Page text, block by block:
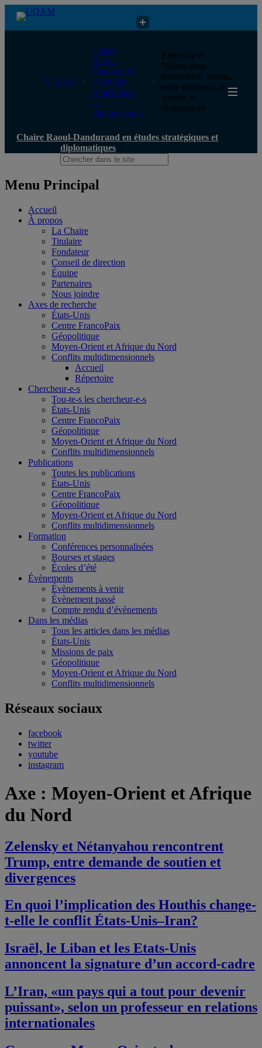
Chaire Raoul-Dandurand en études stratégiques et diplomatiques
UQAM
Chaire
Raoul-
Dandurand
en études
stratégiques
et
diplomatiques
Zelensky et
Nétanyahou
rencontrent Trump,
entre demande de
soutien et
divergences
Chaire Raoul-Dandurand en études stratégiques et
diplomatiques
Menu Principal
Accueil
À propos
La Chaire
Titulaire
Fondateur
Conseil de direction
Équipe
Partenaires
Nous joindre
Axes de recherche
États-Unis
Centre FrancoPaix
Géopolitique
Moyen-Orient et Afrique du Nord
Conflits multidimensionnels
Accueil
Répertoire
Chercheur-e-s
Tou-te-s les chercheur-e-s
États-Unis
Centre FrancoPaix
Géopolitique
Moyen-Orient et Afrique du Nord
Conflits multidimensionnels
Publications
Toutes les publications
États-Unis
Centre FrancoPaix
Géopolitique
Moyen-Orient et Afrique du Nord
Conflits multidimensionnels
Formation
Conférences personnalisées
Bourses et stages
Écoles d’été
Évènements
Évènements à venir
Évènement passé
Compte rendu d’évènements
Dans les médias
Tous les articles dans les médias
États-Unis
Missions de paix
Géopolitique
Moyen-Orient et Afrique du Nord
Conflits multidimensionnels
Réseaux sociaux
facebook
twitter
youtube
instagram
Axe : Moyen-Orient et Afrique
du Nord
Zelensky et Nétanyahou rencontrent
Trump, entre demande de soutien et
divergences
En quoi l’implication des Houthis change-
t-elle le conflit États-Unis–Iran?
Israël, le Liban et les Etats-Unis
annoncent la signature d’un accord-cadre
L’Iran, «un pays qui a tout pour devenir
puissant», selon un professeur en relations
internationales